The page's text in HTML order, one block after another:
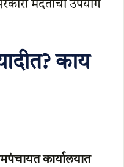
मदतीचा उपयोग
काय
कार्यालयात